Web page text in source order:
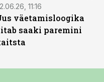
11:16
väetamisloogika
saaki paremini